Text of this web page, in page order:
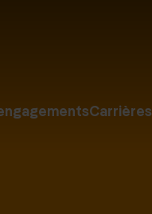
Carrières